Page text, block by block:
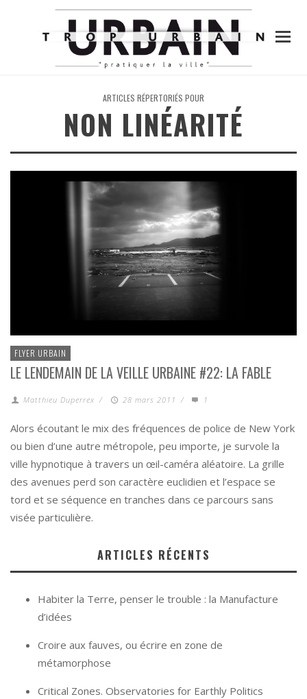
ARTICLES RÉPERTORIÉS POUR
NON LINÉARITÉ
FLYER URBAIN
LE LENDEMAIN DE LA VEILLE URBAINE #22: LA FABLE
Matthieu Duperrex / 28 mars 2011 / 1
Alors écoutant le mix des fréquences de police de New York
ou bien d’une autre métropole, peu importe, je survole la
ville hypnotique à travers un œil-caméra aléatoire. La grille
des avenues perd son caractère euclidien et l’espace se
tord et se séquence en tranches dans ce parcours sans
visée particulière.
ARTICLES RÉCENTS
Habiter la Terre, penser le trouble : la Manufacture
d’idées
Croire aux fauves, ou écrire en zone de
métamorphose
Critical Zones. Observatories for Earthly Politics